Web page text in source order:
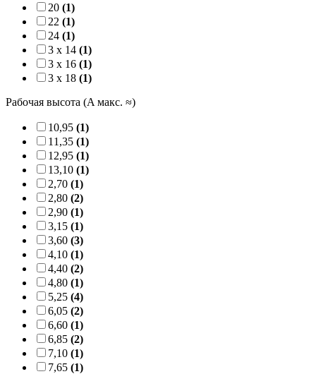
20 (1)
22 (1)
24 (1)
3 x 14 (1)
3 x 16 (1)
3 x 18 (1)
Рабочая высота (A макс. ≈)
10,95 (1)
11,35 (1)
12,95 (1)
13,10 (1)
2,70 (1)
2,80 (2)
2,90 (1)
3,15 (1)
3,60 (3)
4,10 (1)
4,40 (2)
4,80 (1)
5,25 (4)
6,05 (2)
6,60 (1)
6,85 (2)
7,10 (1)
7,65 (1)